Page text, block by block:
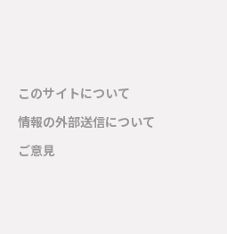
このサイトについて
情報の外部送信について
ご意見